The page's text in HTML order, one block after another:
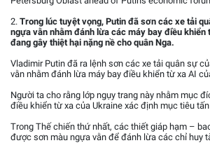
2. Trong lúc tuyệt vọng, Putin đã sơn các xe tải
ngựa vằn nhằm đánh lừa các máy bay điều khiển
đang gây thiệt hại nặng nề cho quân Nga.
Vladimir Putin đã ra lệnh sơn các xe tải quân sự
vằn nhằm đánh lừa máy bay điều khiển từ xa AI
Người ta cho rằng lớp ngụy trang này nhằm mục
điều khiển từ xa của Ukraine xác định mục tiêu
Trong Thế chiến thứ nhất, các thiết giáp hạm –
được sơn màu ngựa vằn để đánh lừa các chỉ huy